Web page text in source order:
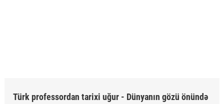
Türk professordan tarixi uğur - Dünyanın gözü önündə